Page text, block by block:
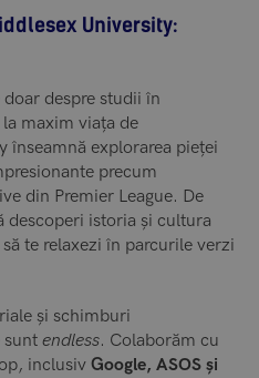
University:
despre studii în
maxim viața de
înseamnă explorarea pieței
precum
din Premier League. De
descoperi istoria și cultura
te relaxezi în parcurile verzi
și schimburi
sunt endless. Colaborăm cu
inclusiv Google, ASOS și